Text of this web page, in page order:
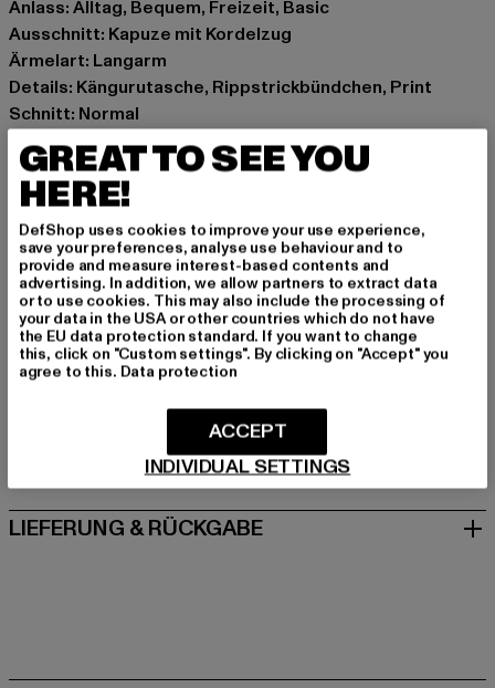
Anlass: Alltag, Bequem, Freizeit, Basic
Ausschnitt: Kapuze mit Kordelzug
Ärmelart: Langarm
Details: Kängurutasche, Rippstrickbündchen, Print
Schnitt: Normal
Marke: Wood Wood
Kat.: Hoodies
Farbe: schwarz
Hersteller Farbe: black
Materialzusammensetzung: 100% Baumwolle
Art.Nr: 102756042424-00007
Hersteller: DKC Germany GmbH |cs-de@woodwood.com
Derendorfer Alee 12 | 40476 Düsseldorf | DE
GRÖSSE & PASSFORM
PFLEGEHINWEISE
LIEFERUNG & RÜCKGABE
GREAT TO SEE YOU
HERE!
DefShop uses cookies to improve your use experience,
save your preferences, analyse use behaviour and to
provide and measure interest-based contents and
advertising. In addition, we allow partners to extract data
or to use cookies. This may also include the processing of
your data in the USA or other countries which do not have
the EU data protection standard. If you want to change
this, click on "Custom settings". By clicking on "Accept" you
agree to this. Data protection
INDIVIDUAL SETTINGS
ACCEPT